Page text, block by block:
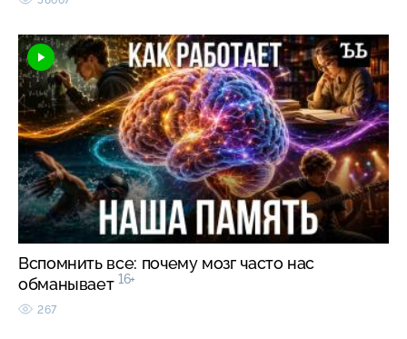
Вспомнить все: почему мозг часто нас
обманывает 16+
267